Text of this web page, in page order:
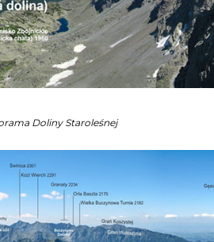
Doliny Staroleśnej